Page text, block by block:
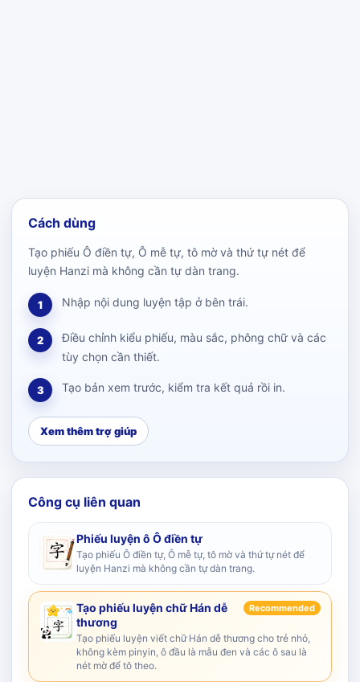
Cách dùng
Tạo phiếu Ô điền tự, Ô mễ tự, tô mờ và thứ tự nét để
luyện Hanzi mà không cần tự dàn trang.
1 Nhập nội dung luyện tập ở bên trái.
2
Điều chỉnh kiểu phiếu, màu sắc, phông chữ và các
tùy chọn cần thiết.
3 Tạo bản xem trước, kiểm tra kết quả rồi in.
Xem thêm trợ giúp
Công cụ liên quan
Phiếu luyện ô Ô điền tự
Tạo phiếu Ô điền tự, Ô mễ tự, tô mờ và thứ tự nét để
luyện Hanzi mà không cần tự dàn trang.
Tạo phiếu luyện chữ Hán dễ
thương
Recommended
Tạo phiếu luyện viết chữ Hán dễ thương cho trẻ nhỏ,
không kèm pinyin, ô đầu là mẫu đen và các ô sau là
nét mờ để tô theo.